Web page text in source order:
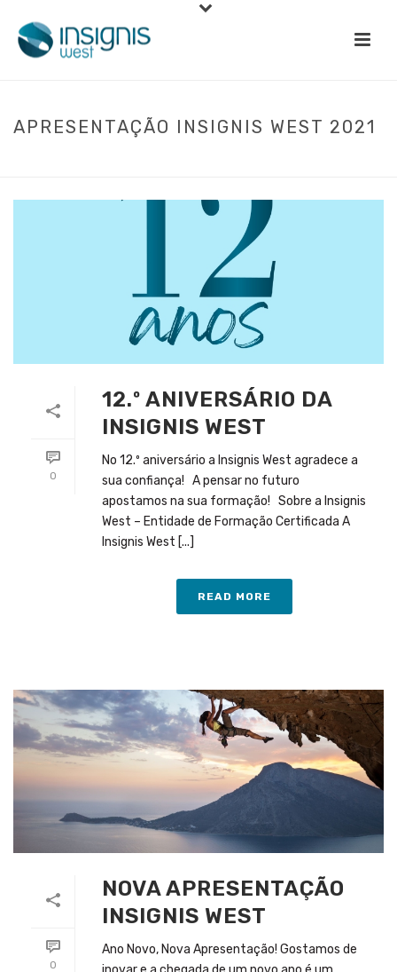
APRESENTAÇÃO INSIGNIS WEST 2021
0
12.º ANIVERSÁRIO DA
INSIGNIS WEST
No 12.º aniversário a Insignis West agradece a
sua confiança! A pensar no futuro
apostamos na sua formação! Sobre a Insignis
West – Entidade de Formação Certificada A
Insignis West [...]
READ MORE
0
NOVA APRESENTAÇÃO
INSIGNIS WEST
Ano Novo, Nova Apresentação! Gostamos de